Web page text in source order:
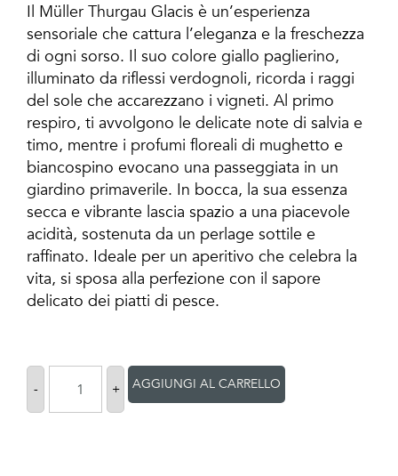
Il Müller Thurgau Glacis è un’esperienza
sensoriale che cattura l’eleganza e la freschezza
di ogni sorso. Il suo colore giallo paglierino,
illuminato da riflessi verdognoli, ricorda i raggi
del sole che accarezzano i vigneti. Al primo
respiro, ti avvolgono le delicate note di salvia e
timo, mentre i profumi floreali di mughetto e
biancospino evocano una passeggiata in un
giardino primaverile. In bocca, la sua essenza
secca e vibrante lascia spazio a una piacevole
acidità, sostenuta da un perlage sottile e
raffinato. Ideale per un aperitivo che celebra la
vita, si sposa alla perfezione con il sapore
delicato dei piatti di pesce.
- + AGGIUNGI AL CARRELLO